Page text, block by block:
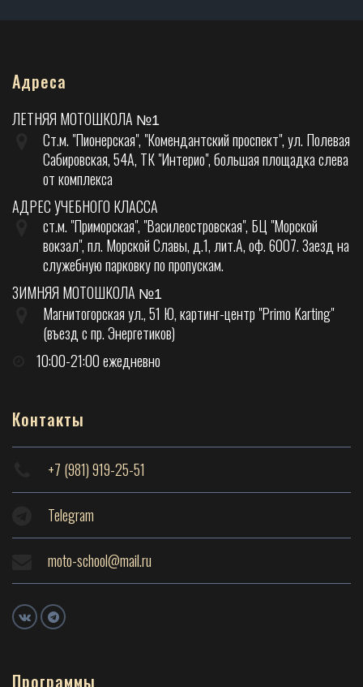
Адреса
ЛЕТНЯЯ МОТОШКОЛА №1
Ст.м. "Пионерская", "Комендантский проспект", ул. Полевая
Сабировская, 54А, ТК "Интерио", большая площадка слева
от комплекса
АДРЕС УЧЕБНОГО КЛАССА
ст.м. "Приморская", "Василеостровская", БЦ "Морской
вокзал", пл. Морской Славы, д.1, лит.А, оф. 6007. Заезд на
служебную парковку по пропускам.
ЗИМНЯЯ МОТОШКОЛА №1
Магнитогорская ул., 51 Ю, картинг-центр "Primo Karting"
(въезд с пр. Энергетиков)
10:00-21:00 ежедневно
Контакты
+7 (981) 919-25-51
Telegram
moto-school@mail.ru
Программы